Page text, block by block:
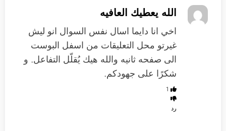
الله يعطيك العافيه
اخي انا دايما اسال نفس السوال انو ليش
غيرتو محل التعليقات من اسفل البوست
الى صفحه ثانيه والله هيك يُقلّل التفاعل. و
شكرًا على جهودكم.
1
رد